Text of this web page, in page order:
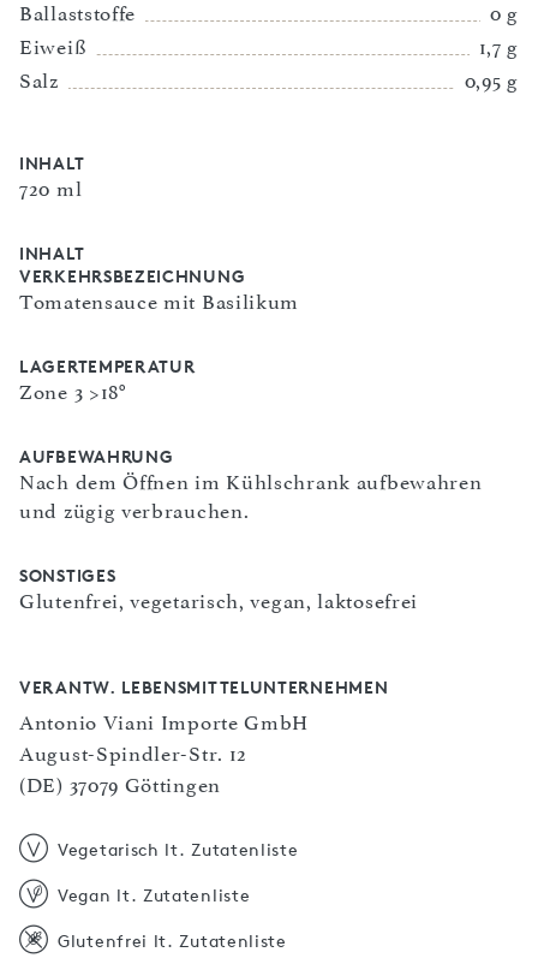
Ballaststoffe
0 g
Eiweiß
1,7 g
Salz
0,95 g
INHALT
720 ml
INHALT
VERKEHRSBEZEICHNUNG
Tomatensauce mit Basilikum
LAGERTEMPERATUR
Zone 3 >18°
AUFBEWAHRUNG
Nach dem Öffnen im Kühlschrank aufbewahren
und zügig verbrauchen.
SONSTIGES
Glutenfrei, vegetarisch, vegan, laktosefrei
VERANTW. LEBENSMITTELUNTERNEHMEN
Antonio Viani Importe GmbH
August-Spindler-Str. 12
(DE) 37079 Göttingen
Vegetarisch lt. Zutatenliste
Vegan lt. Zutatenliste
Glutenfrei lt. Zutatenliste